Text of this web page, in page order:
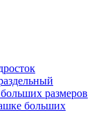
размеров
больших